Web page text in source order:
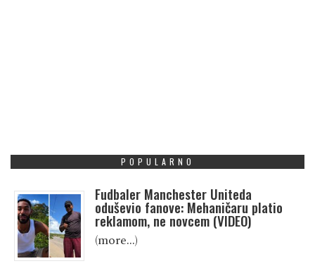
POPULARNO
Fudbaler Manchester Uniteda
oduševio fanove: Mehaničaru platio
reklamom, ne novcem (VIDEO)
(more…)